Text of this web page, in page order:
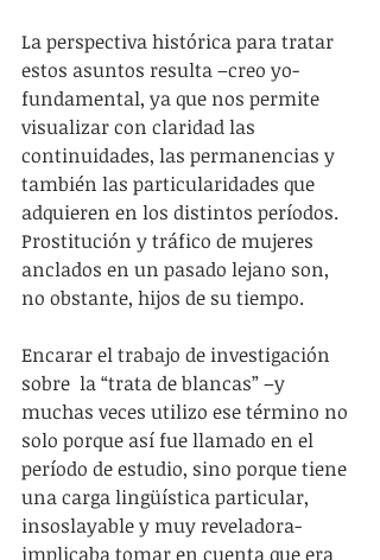
La perspectiva histórica para tratar
estos asuntos resulta –creo yo-
fundamental, ya que nos permite
visualizar con claridad las
continuidades, las permanencias y
también las particularidades que
adquieren en los distintos períodos.
Prostitución y tráfico de mujeres
anclados en un pasado lejano son,
no obstante, hijos de su tiempo.
Encarar el trabajo de investigación
sobre  la “trata de blancas” –y
muchas veces utilizo ese término no
solo porque así fue llamado en el
período de estudio, sino porque tiene
una carga lingüística particular,
insoslayable y muy reveladora-
implicaba tomar en cuenta que era